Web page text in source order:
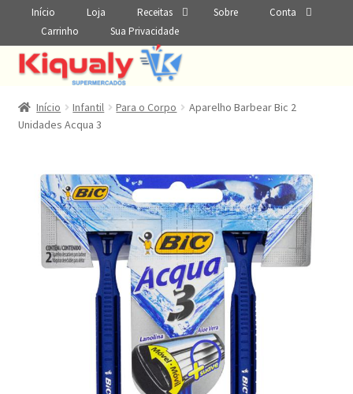
Início Loja Receitas Sobre
Conta
Carrinho
Sua Privacidade
Início Infantil Para o Corpo
Aparelho Barbear Bic 2
Unidades Acqua 3